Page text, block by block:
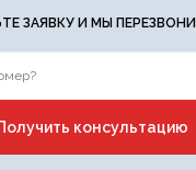
ЗАЯВКУ И МЫ